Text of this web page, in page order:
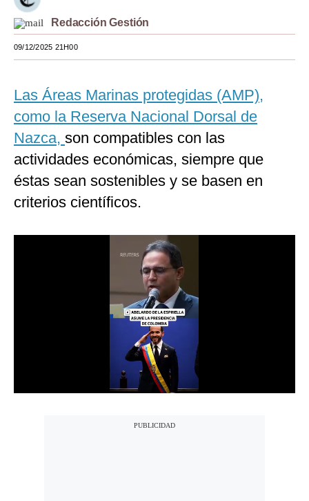
Mundo
EEUU
España
Tecnología
Club del Suscriptor
Redacción Gestión
09/12/2025 21H00
Las Áreas Marinas protegidas (AMP),
como la Reserva Nacional Dorsal de
Nazca, son compatibles con las
actividades económicas, siempre que
éstas sean sostenibles y se basen en
criterios científicos.